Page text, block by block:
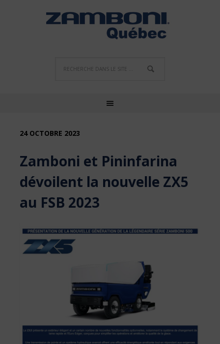
24 OCTOBRE 2023
Zamboni et Pininfarina
dévoilent la nouvelle ZX5
au FSB 2023